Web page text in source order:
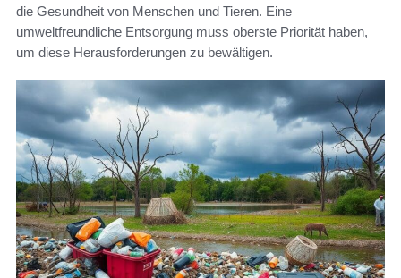
die Gesundheit von Menschen und Tieren. Eine
umweltfreundliche Entsorgung muss oberste Priorität haben,
um diese Herausforderungen zu bewältigen.